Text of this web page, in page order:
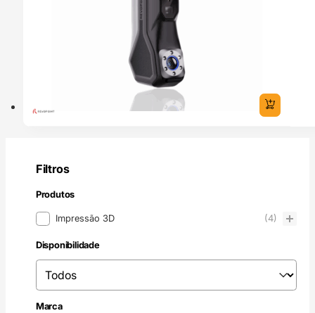
Filtros
Produtos
ProdutosImpressão 3D (4)
Disponibilidade
Disponibilidade
Disponibilidade
Marca